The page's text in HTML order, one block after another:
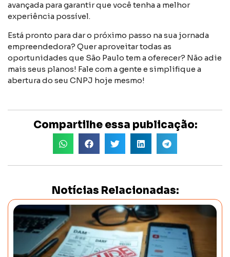
avançada para garantir que você tenha a melhor
experiência possível.
Está pronto para dar o próximo passo na sua jornada
empreendedora? Quer aproveitar todas as
oportunidades que São Paulo tem a oferecer? Não adie
mais seus planos! Fale com a gente e simplifique a
abertura do seu CNPJ hoje mesmo!
Compartilhe essa publicação:
Notícias Relacionadas: